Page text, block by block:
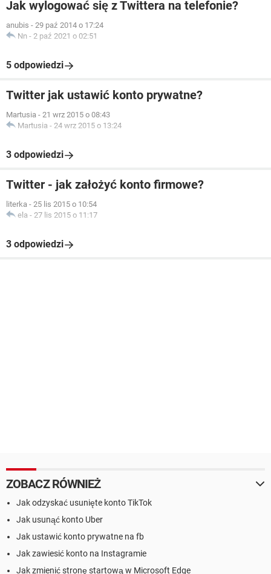
Jak wylogować się z Twittera na telefonie?
anubis - 29 paź 2014 o 17:24
Nn - 2 paź 2021 o 02:51
5 odpowiedzi
Twitter jak ustawić konto prywatne?
Martusia - 21 wrz 2015 o 08:43
Martusia - 24 wrz 2015 o 13:24
3 odpowiedzi
Twitter - jak założyć konto firmowe?
literka - 25 lis 2015 o 10:54
ela - 27 lis 2015 o 11:17
3 odpowiedzi
ZOBACZ RÓWNIEŻ
Jak odzyskać usunięte konto TikTok
Jak usunąć konto Uber
Jak ustawić konto prywatne na fb
Jak zawiesić konto na Instagramie
Jak zmienić stronę startową w Microsoft Edge